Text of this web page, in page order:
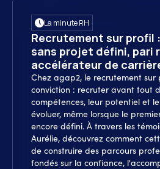
La minute RH
Recrutement sur profil
sans projet défini, pari
accélérateur de
Chez agap2, le recrutement sur
conviction : recruter avant tout
compétences, leur potentiel et
évoluer, même lorsque le
encore défini. À travers les
Aurélie, découvrez comment
de construire des parcours
fondés sur la confiance,